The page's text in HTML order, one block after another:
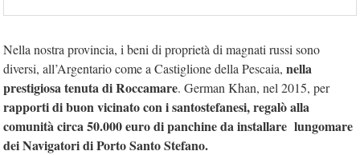
Nella nostra provincia, i beni di proprietà di magnati russi sono
diversi, all’Argentario come a Castiglione della Pescaia, nella
prestigiosa tenuta di Roccamare. German Khan, nel 2015, per
rapporti di buon vicinato con i santostefanesi, regalò alla
comunità circa 50.000 euro di panchine da installare lungomare
dei Navigatori di Porto Santo Stefano.